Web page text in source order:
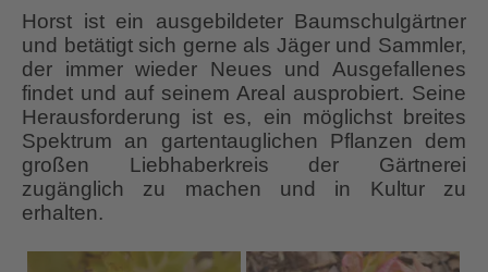
Horst ist ein ausgebildeter Baumschulgärtner
und betätigt sich gerne als Jäger und Sammler,
der immer wieder Neues und Ausgefallenes
findet und auf seinem Areal ausprobiert. Seine
Herausforderung ist es, ein möglichst breites
Spektrum an gartentauglichen Pflanzen dem
großen Liebhaberkreis der Gärtnerei
zugänglich zu machen und in Kultur zu
erhalten.